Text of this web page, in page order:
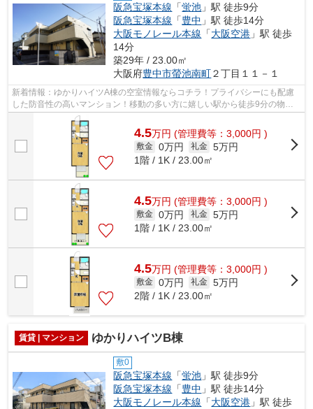
阪急宝塚本線 「蛍池 」駅 徒歩9分
阪急宝塚本線 「豊中 」駅 徒歩14分
大阪モノレール本線 「大阪空港 」駅 徒歩
14分
築29年 / 23.00㎡
大阪府豊中市螢池南町２丁目１１－１
新着情報：ゆかりハイツA棟の空室情報ならコチラ！プライバシーにも配慮
した防音性の高いマンション！移動の多い方に嬉しい駅から徒歩9分の物件
です！お問い合わせはinfo@asahi-fs.com...
4.5万円 (管理費等：3,000円 )
敷金 0万円 礼金 5万円
1階 / 1K / 23.00㎡
4.5万円 (管理費等：3,000円 )
敷金 0万円 礼金 5万円
1階 / 1K / 23.00㎡
4.5万円 (管理費等：3,000円 )
敷金 0万円 礼金 5万円
2階 / 1K / 23.00㎡
賃貸 | マンション ゆかりハイツB棟
敷0
阪急宝塚本線 「蛍池 」駅 徒歩9分
阪急宝塚本線 「豊中 」駅 徒歩14分
大阪モノレール本線 「大阪空港 」駅 徒歩